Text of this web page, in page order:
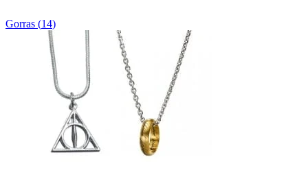
Gorras (14)